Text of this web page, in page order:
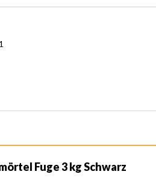
Fuge 3 kg Schwarz